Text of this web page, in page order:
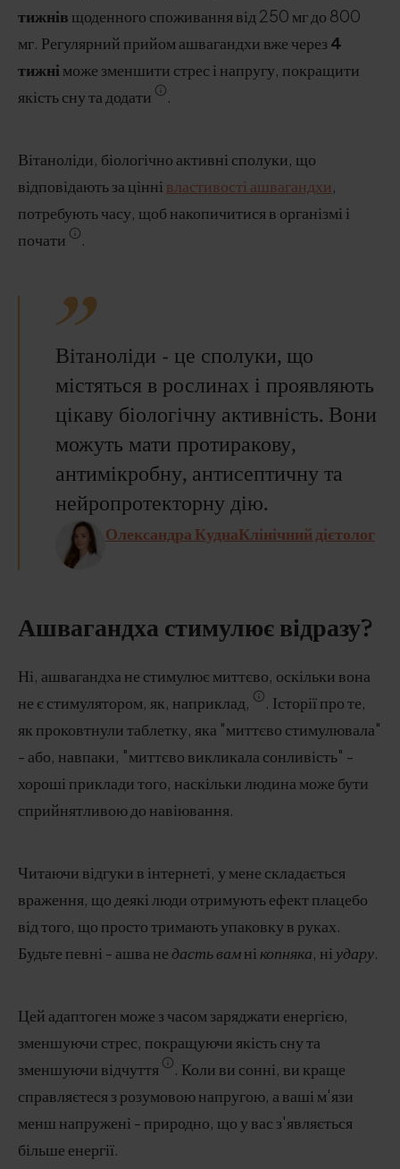
тижнів щоденного споживання від 250 мг до 800
мг. Регулярний прийом ашвагандхи вже через4
тижні може зменшити стрес і напругу, покращити
якість сну та додати
.
Вітаноліди, біологічно активні сполуки, що
відповідають за цінні властивості ашвагандхи,
потребують часу, щоб накопичитися в організмі і
почати
.
Вітаноліди - це сполуки, що
містяться в рослинах і проявляють
цікаву біологічну активність. Вони
можуть мати протиракову,
антимікробну, антисептичну та
нейропротекторну дію.
Олександра КуднаКлінічний дієтолог
Ашвагандха стимулює відразу?
Ні, ашвагандха не стимулює миттєво, оскільки вона
не є стимулятором, як, наприклад,
. Історії про те,
як проковтнули таблетку, яка "миттєво стимулювала"
- або, навпаки, "миттєво викликала сонливість" -
хороші приклади того, наскільки людина може бути
сприйнятливою до навіювання.
Читаючи відгуки в інтернеті, у мене складається
враження, що деякі люди отримують ефект плацебо
від того, що просто тримають упаковку в руках.
Будьте певні - ашва недастьвамні копняка, ні удару.
Цей адаптоген може з часом заряджати енергією,
зменшуючи стрес, покращуючи якість сну та
зменшуючи відчуття
. Коли ви сонні, ви краще
справляєтеся з розумовою напругою, а ваші м'язи
менш напружені - природно, що у вас з'являється
більше енергії.